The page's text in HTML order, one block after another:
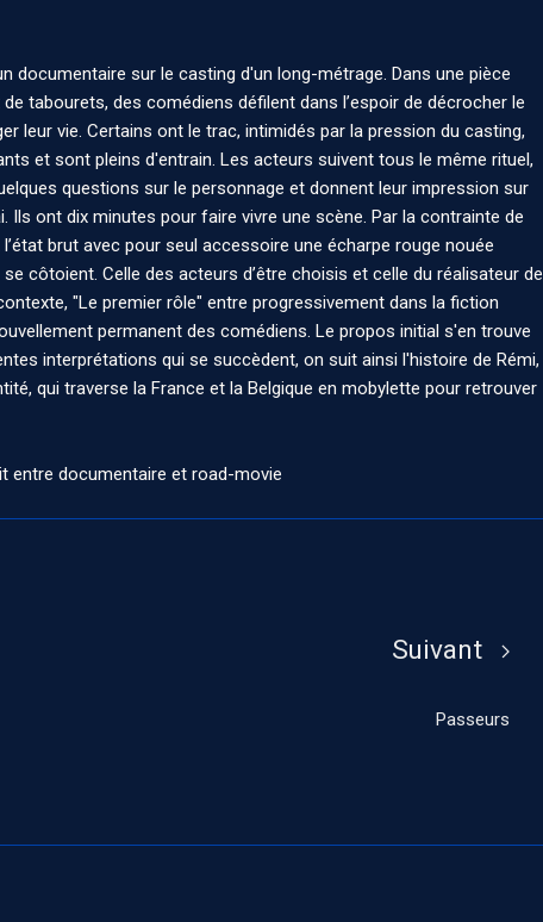
documentaire sur le casting d'un long-métrage. Dans une pièce
tabourets, des comédiens défilent dans l’espoir de décrocher le
leur vie. Certains ont le trac, intimidés par la pression du casting,
et sont pleins d'entrain. Les acteurs suivent tous le même rituel,
questions sur le personnage et donnent leur impression sur
Ils ont dix minutes pour faire vivre une scène. Par la contrainte de
brut avec pour seul accessoire une écharpe rouge nouée
côtoient. Celle des acteurs d’être choisis et celle du réalisateur de
"Le premier rôle" entre progressivement dans la fiction
permanent des comédiens. Le propos initial s'en trouve
interprétations qui se succèdent, on suit ainsi l'histoire de Rémi,
qui traverse la France et la Belgique en mobylette pour retrouver
entre documentaire et road-movie
Suivant
Passeurs